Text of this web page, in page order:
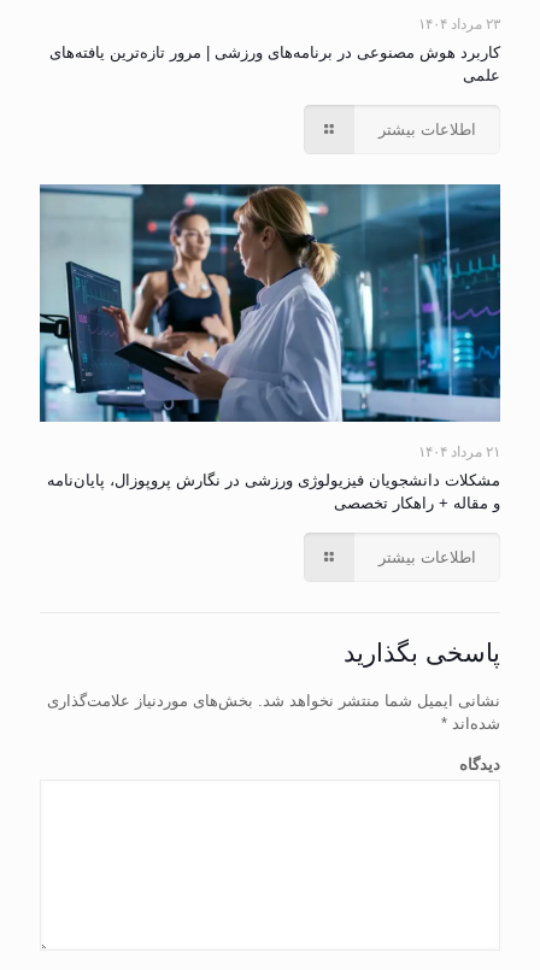
۲۳ مرداد ۱۴۰۴
کاربرد هوش مصنوعی در برنامه‌های ورزشی | مرور تازه‌ترین یافته‌های
علمی
اطلاعات بیشتر
۲۱ مرداد ۱۴۰۴
مشکلات دانشجویان فیزیولوژی ورزشی در نگارش پروپوزال، پایان‌نامه
و مقاله + راهکار تخصصی
اطلاعات بیشتر
پاسخی بگذارید
نشانی ایمیل شما منتشر نخواهد شد. بخش‌های موردنیاز علامت‌گذاری
شده‌اند *
دیدگاه